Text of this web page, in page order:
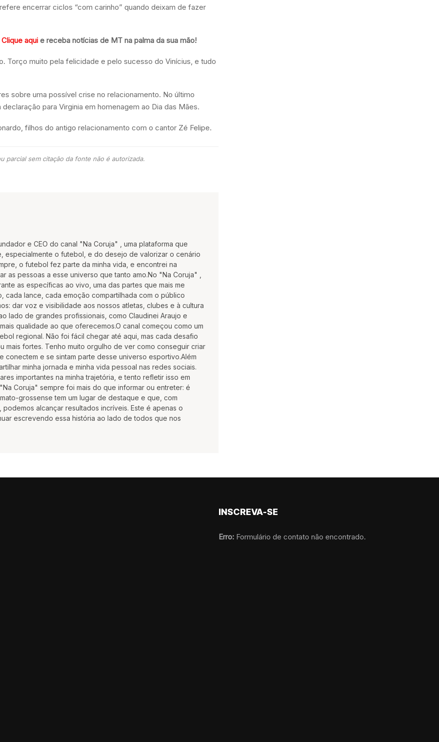
encerrar ciclos “com carinho” quando deixam de fazer
Clique aqui e receba notícias de MT na palma da sua mão!
Torço muito pela felicidade e pelo sucesso do Vinícius, e tudo
sobre uma possível crise no relacionamento. No último
para Virginia em homenagem ao Dia das Mães.
filhos do antigo relacionamento com o cantor Zé Felipe.
parcial sem citação da fonte não é autorizada.
e CEO do canal "Na Coruja" , uma plataforma que
especialmente o futebol, e do desejo de valorizar o cenário
o futebol fez parte da minha vida, e encontrei na
as pessoas a esse universo que tanto amo.No "Na Coruja" ,
as específicas ao vivo, uma das partes que mais me
cada lance, cada emoção compartilhada com o público
dar voz e visibilidade aos nossos atletas, clubes e à cultura
lado de grandes profissionais, como Claudinei Araujo e
qualidade ao que oferecemos.O canal começou como um
regional. Não foi fácil chegar até aqui, mas cada desafio
mais fortes. Tenho muito orgulho de ver como conseguir criar
conectem e se sintam parte desse universo esportivo.Além
minha jornada e minha vida pessoal nas redes sociais.
importantes na minha trajetória, e tento refletir isso em
Coruja" sempre foi mais do que informar ou entreter: é
grossense tem um lugar de destaque e que, com
alcançar resultados incríveis. Este é apenas o
escrevendo essa história ao lado de todos que nos
INSCREVA-SE
Erro: Formulário de contato não encontrado.